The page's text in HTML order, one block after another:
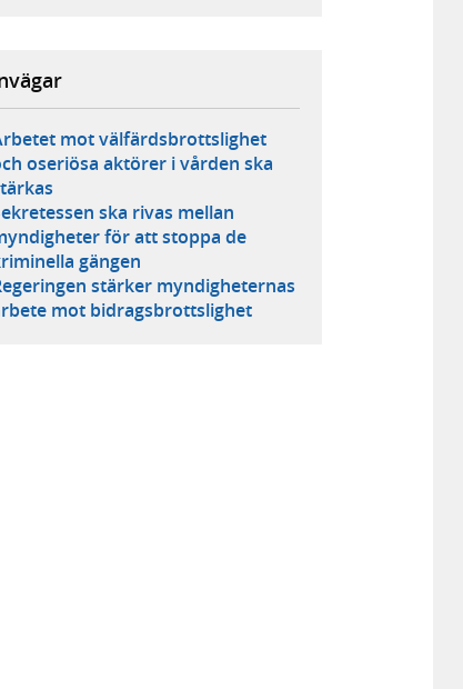
mot välfärdsbrottslighet
oseriösa aktörer i vården ska
ska rivas mellan
för att stoppa de
gängen
stärker myndigheternas
mot bidragsbrottslighet